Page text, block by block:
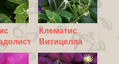
Клематис
Витицелла